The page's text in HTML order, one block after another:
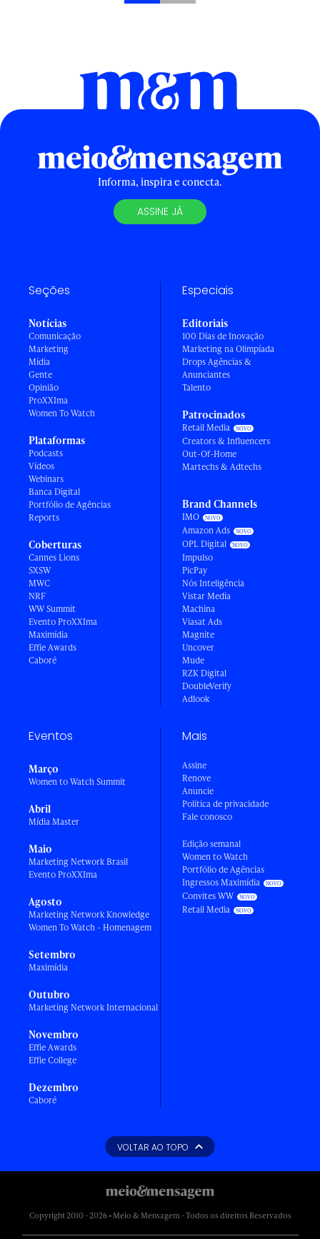
Informa, inspira e conecta.
ASSINE JÁ
Seções
Notícias
Comunicação
Marketing
Mídia
Gente
Opinião
ProXXIma
Women To Watch
Plataformas
Podcasts
Vídeos
Webinars
Banca Digital
Portfólio de Agências
Reports
Coberturas
Cannes Lions
SXSW
MWC
NRF
WW Summit
Evento ProXXIma
Maximídia
Effie Awards
Caboré
Especiais
Editoriais
100 Dias de Inovação
Marketing na Olimpíada
Drops Agências &
Anunciantes
Talento
Patrocinados
Retail Media
Creators & Influencers
Out-Of-Home
Martechs & Adtechs
Brand Channels
IMO
Amazon Ads
OPL Digital
Impulso
PicPay
Nós Inteligência
Vistar Media
Machina
Viasat Ads
Magnite
Uncover
Mude
RZK Digital
DoubleVerify
Adlook
Eventos
Março
Women to Watch Summit
Abril
Mídia Master
Maio
Marketing Network Brasil
Evento ProXXIma
Agosto
Marketing Network Knowledge
Women To Watch - Homenagem
Setembro
Maximídia
Outubro
Marketing Network Internacional
Novembro
Effie Awards
Effie College
Dezembro
Caboré
Mais
Assine
Renove
Anuncie
Política de privacidade
Fale conosco
Edição semanal
Women to Watch
Portfólio de Agências
Ingressos Maximídia
Convites WW
Retail Media
VOLTAR AO TOPO
Copyright 2010 - 2026 • Meio & Mensagem - Todos os direitos Reservados